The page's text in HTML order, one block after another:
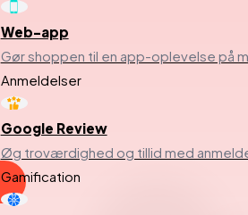
Web-app
Gør shoppen til en app-oplevelse på
Anmeldelser
Google Review
Øg troværdighed og tillid med
Gamification